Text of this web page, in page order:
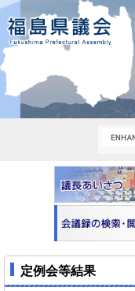
定例会等結果